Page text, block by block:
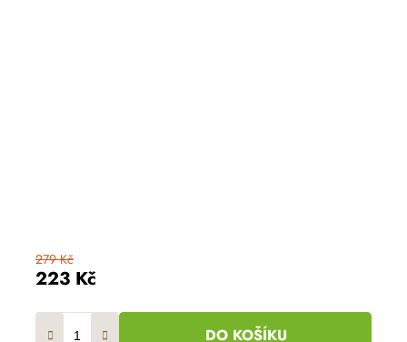
223 Kč
279 Kč
DO KOŠÍKU